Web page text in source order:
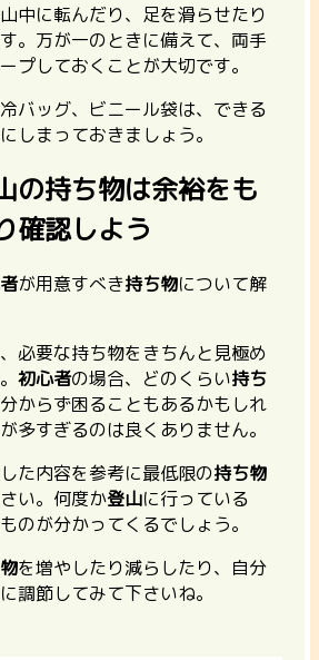
中に転んだり、足を滑らせたり
。万が一のときに備えて、両手
プしておくことが大切です。
バッグ、ビニール袋は、できる
しまっておきましょう。
の持ち物は余裕をも
確認しよう
が用意すべき持ち物について解
必要な持ち物をきちんと見極め
初心者の場合、どのくらい持ち
からず困ることもあるかもしれ
多すぎるのは良くありません。
た内容を参考に最低限の持ち物
い。何度か登山に行っている
のが分かってくるでしょう。
を増やしたり減らしたり、自分
調節してみて下さいね。